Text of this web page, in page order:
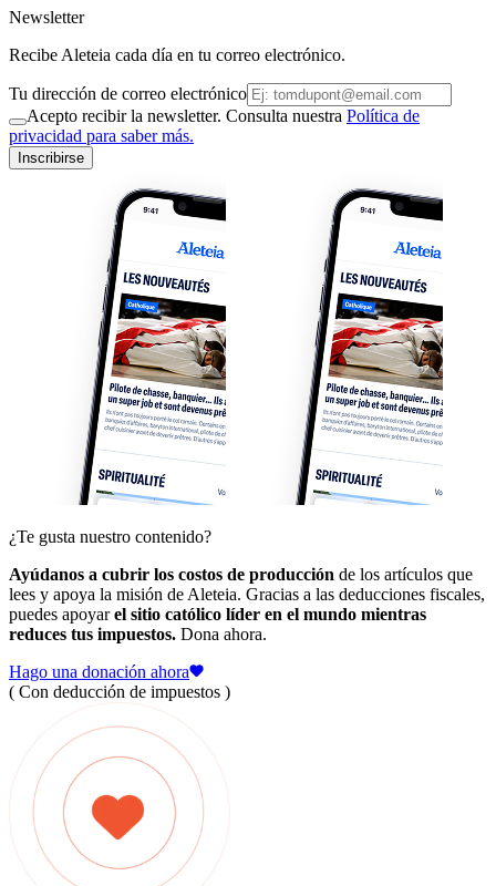
Newsletter
Recibe Aleteia cada día en tu correo electrónico.
Tu dirección de correo electrónico
Acepto recibir la newsletter. Consulta nuestra Política de
privacidad para saber más.
Inscribirse
¿Te gusta nuestro contenido?
Ayúdanos a cubrir los costos de producción de los artículos que
lees y apoya la misión de Aleteia. Gracias a las deducciones fiscales,
puedes apoyarel sitio católico líder en el mundo mientras
reduces tus impuestos. Dona ahora.
Hago una donación ahora
( Con deducción de impuestos )